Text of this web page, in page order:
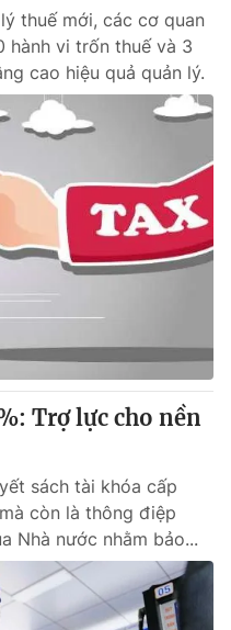
thuế mới, các cơ quan
hành vi trốn thuế và 3
cao hiệu quả quản lý.
Trợ lực cho nền
sách tài khóa cấp
còn là thông điệp
Nhà nước nhằm bảo...